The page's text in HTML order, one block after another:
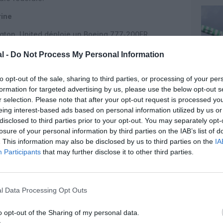
- Do Not Process My Personal Information
opt-out of the sale, sharing to third parties, or processing of your
for targeted advertising by us, please use the below opt-out
selection. Please note that after your opt-out request is processed
interest-based ads based on personal information utilized by us
to third parties prior to your opt-out. You may separately
of your personal information by third parties on the IAB’s list of
This information may also be disclosed by us to third parties on the
Participants that may further disclose it to other third parties.
Data Processing Opt Outs
opt-out of the Sharing of my personal data.
United déploie un Boeing 777‑200ER
46 sièges United Economy Plus et 156 sièges en
saisonnière est assurée en Boeing 767‑300 (30
Plus et 117 Economy) ou en Boeing
Plus, 48 Economy Plus et 125 Economy).
comme un produit orienté vers le repos, avec
de lit Saks Fifth Avenue, trousses de confort
améliorée sur les vols long-courriers. La
en premium economy avec un siège plus
et les épaules, une inclinaison supérieure à
trousse de confort, couverture Saks Fifth
bénéficient d’un pas plus généreux et d’une
facilitant le débarquement, cette
des vols transatlantiques. En Economy,